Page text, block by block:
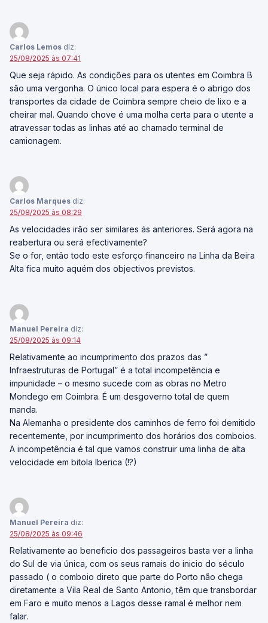
Carlos Lemos diz:
25/08/2025 às 07:41
Que seja rápido. As condições para os utentes em Coimbra B
são uma vergonha. O único local para espera é o abrigo dos
transportes da cidade de Coimbra sempre cheio de lixo e a
cheirar mal. Quando chove é uma molha certa para o utente a
atravessar todas as linhas até ao chamado terminal de
camionagem.
Carlos Marques diz:
25/08/2025 às 08:29
As velocidades irão ser similares ás anteriores. Será agora na
reabertura ou será efectivamente?
Se o for, entâo todo este esforço financeiro na Linha da Beira
Alta fica muito aquém dos objectivos previstos.
Manuel Pereira diz:
25/08/2025 às 09:14
Relativamente ao incumprimento dos prazos das ”
Infraestruturas de Portugal” é a total incompetência e
impunidade – o mesmo sucede com as obras no Metro
Mondego em Coimbra. É um desgoverno total de quem
manda.
Na Alemanha o presidente dos caminhos de ferro foi demitido
recentemente, por incumprimento dos horários dos comboios.
A incompetência é tal que vamos construir uma linha de alta
velocidade em bitola Iberica (!?)
Manuel Pereira diz:
25/08/2025 às 09:46
Relativamente ao beneficio dos passageiros basta ver a linha
do Sul de via única, com os seus ramais do inicio do século
passado ( o comboio direto que parte do Porto não chega
diretamente a Vila Real de Santo Antonio, têm que transbordar
em Faro e muito menos a Lagos desse ramal é melhor nem
falar.